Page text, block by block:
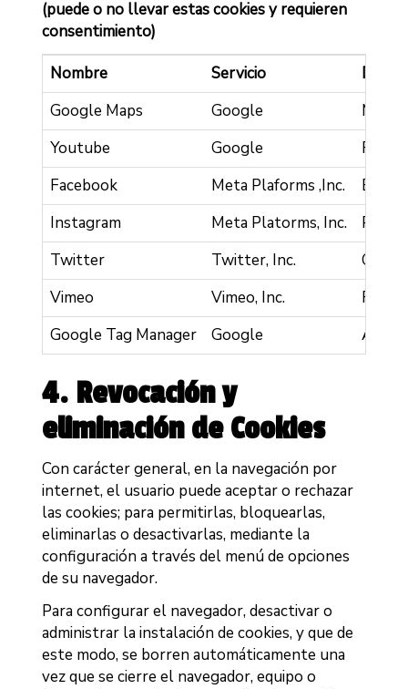
(puede o no llevar estas cookies y requieren
consentimiento)
Nombre
Servicio
Google Maps
Google
Youtube
Google
Facebook
Meta Plaforms ,Inc.
Botón
Instagram
Meta Platorms, Inc.
Perfil
Twitter
Twitter, Inc.
Vimeo
Vimeo, Inc.
Google Tag Manager
Google
4. Revocación y
eliminación de Cookies
Con carácter general, en la navegación por
internet, el usuario puede aceptar o rechazar
las cookies; para permitirlas, bloquearlas,
eliminarlas o desactivarlas, mediante la
configuración a través del menú de opciones
de su navegador.
Para configurar el navegador, desactivar o
administrar la instalación de cookies, y que de
este modo, se borren automáticamente una
vez que se cierre el navegador, equipo o